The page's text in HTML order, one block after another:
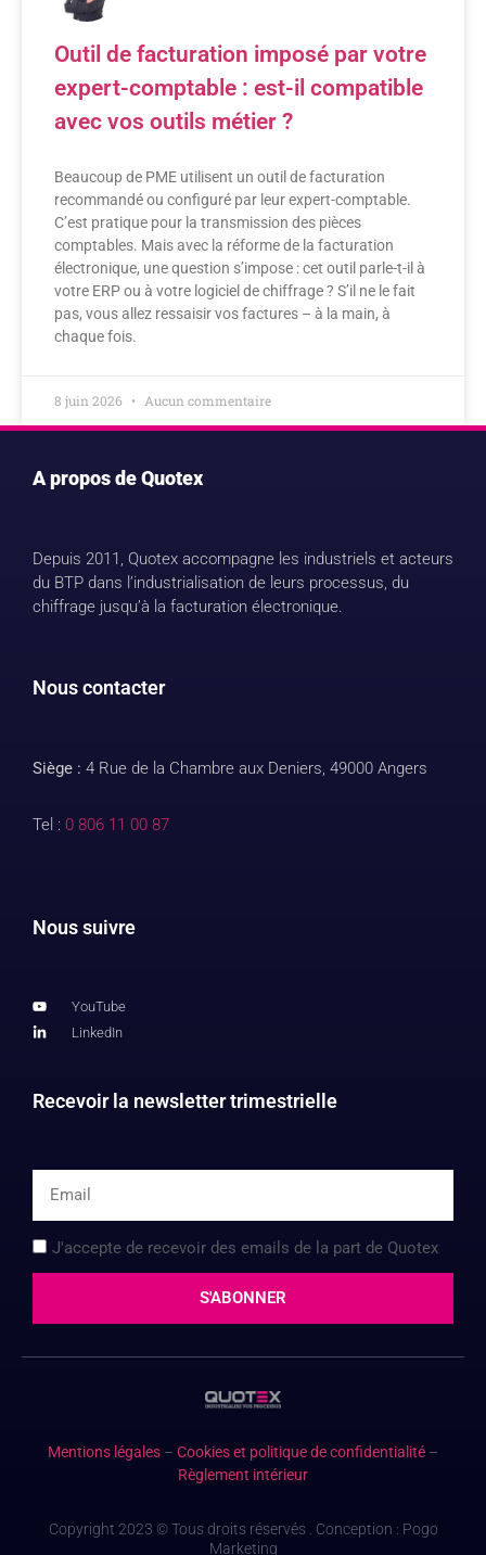
Outil de facturation imposé par votre
expert-comptable : est-il compatible
avec vos outils métier ?
Beaucoup de PME utilisent un outil de facturation
recommandé ou configuré par leur expert-comptable.
C’est pratique pour la transmission des pièces
comptables. Mais avec la réforme de la facturation
électronique, une question s’impose : cet outil parle-t-il à
votre ERP ou à votre logiciel de chiffrage ? S’il ne le fait
pas, vous allez ressaisir vos factures – à la main, à
chaque fois.
8 juin 2026 Aucun commentaire
A propos de Quotex
Depuis 2011, Quotex accompagne les industriels et acteurs
du BTP dans l’industrialisation de leurs processus, du
chiffrage jusqu’à la facturation électronique.
Nous contacter
Siège : 4 Rue de la Chambre aux Deniers, 49000 Angers
Tel : 0 806 11 00 87
Nous suivre
YouTube
LinkedIn
Recevoir la newsletter trimestrielle
J'accepte de recevoir des emails de la part de Quotex
S'ABONNER
Mentions légales – Cookies et politique de confidentialité –
Règlement intérieur
Copyright 2023 © Tous droits réservés . Conception : Pogo
Marketing